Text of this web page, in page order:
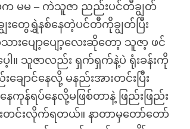
မက မမ – ကဲသူဇာ ညည်းပင်တီချွတ်
တွေရွှဲနစ်နေတဲ့ပင်တီကိုချွတ်ပြီး
ပျော့ပျော့လေးဆိုတော့ သူဇာ့ ဖင်
ါ။ သူဇာလည်း ရှက်ရှက်နဲ့ပဲ ရုံးခန်းကို
ောင်နေလို့ မနည်းအားတင်းပြီး
န်ရပ်နေလို့မဖြစ်တာနဲ့ ဖြည်းဖြည်း
တင်းလိုက်ရတယ်။ နာတာမှတော်တော်